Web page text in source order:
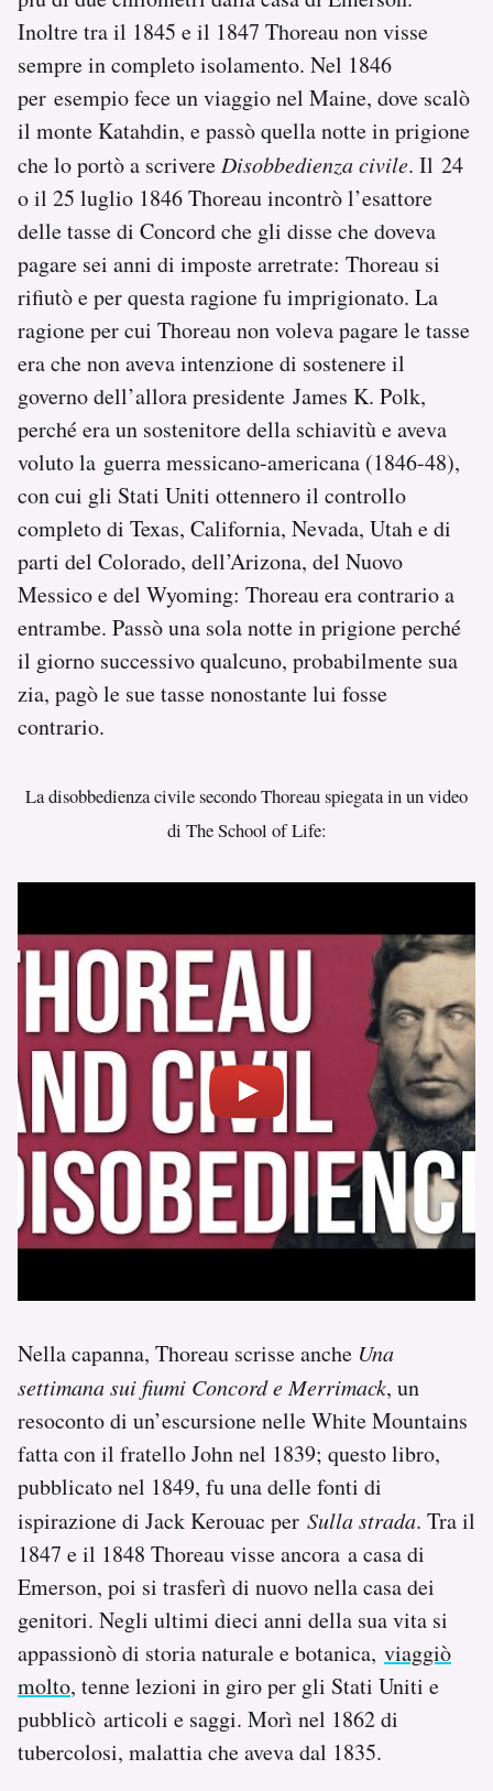
Inoltre tra il 1845 e il 1847 Thoreau non visse
sempre in completo isolamento. Nel 1846
per esempio fece un viaggio nel Maine, dove scalò
il monte Katahdin, e passò quella notte in prigione
che lo portò a scrivere Disobbedienza civile. Il 24
o il 25 luglio 1846 Thoreau incontrò l’esattore
delle tasse di Concord che gli disse che doveva
pagare sei anni di imposte arretrate: Thoreau si
rifiutò e per questa ragione fu imprigionato. La
ragione per cui Thoreau non voleva pagare le tasse
era che non aveva intenzione di sostenere il
governo dell’allora presidente James K. Polk,
perché era un sostenitore della schiavitù e aveva
voluto la guerra messicano-americana (1846-48),
con cui gli Stati Uniti ottennero il controllo
completo di Texas, California, Nevada, Utah e di
parti del Colorado, dell’Arizona, del Nuovo
Messico e del Wyoming: Thoreau era contrario a
entrambe. Passò una sola notte in prigione perché
il giorno successivo qualcuno, probabilmente sua
zia, pagò le sue tasse nonostante lui fosse
contrario.
La disobbedienza civile secondo Thoreau spiegata in un video
di The School of Life:
Nella capanna, Thoreau scrisse anche Una
settimana sui fiumi Concord e Merrimack, un
resoconto di un’escursione nelle White Mountains
fatta con il fratello John nel 1839; questo libro,
pubblicato nel 1849, fu una delle fonti di
ispirazione di Jack Kerouac per Sulla strada. Tra il
1847 e il 1848 Thoreau visse ancora a casa di
Emerson, poi si trasferì di nuovo nella casa dei
genitori. Negli ultimi dieci anni della sua vita si
appassionò di storia naturale e botanica, viaggiò
molto, tenne lezioni in giro per gli Stati Uniti e
pubblicò articoli e saggi. Morì nel 1862 di
tubercolosi, malattia che aveva dal 1835.